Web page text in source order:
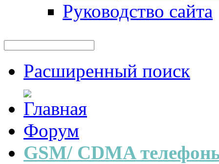
Руководство сайта
Расширенный поиск
Форум
GSM/ CDMA